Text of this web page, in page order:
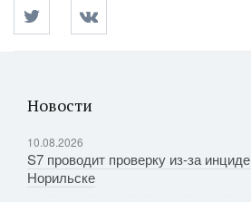
Новости
10.08.2026
S7 проводит проверку из-за
Норильске